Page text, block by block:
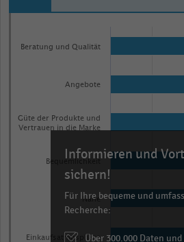
chart
chart
displaying
Beratung und Qualität
Angebote
Güte der Produkte und
Vertrauen in die Marke
Bequemlichkeit
Nähe
Einkaufsatmosphäre
Informieren und
sichern!
Für Ihre bequeme und
Recherche:
Über 300.000 Daten